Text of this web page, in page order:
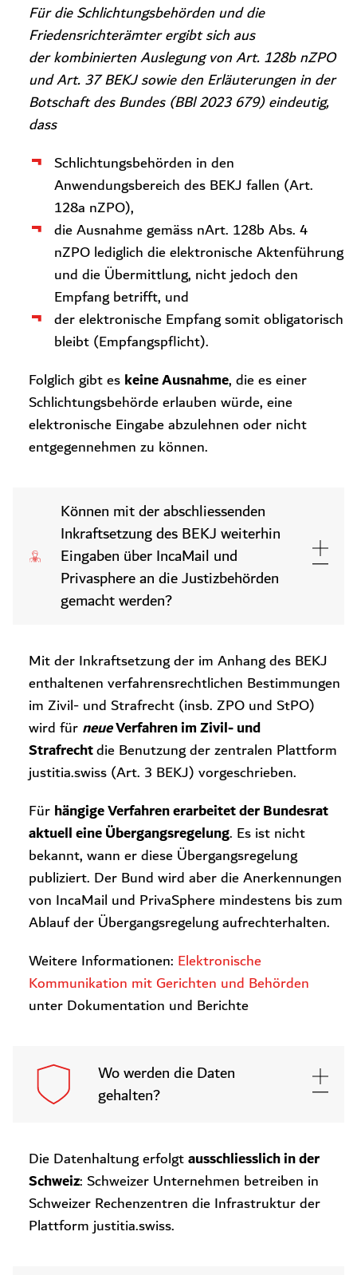
Für die Schlichtungsbehörden und die
Friedensrichterämter ergibt sich aus
der kombinierten Auslegung von Art. 128b nZPO
und Art. 37 BEKJ sowie den Erläuterungen in der
Botschaft des Bundes (BBl 2023 679) eindeutig,
dass
Schlichtungsbehörden in den
Anwendungsbereich des BEKJ fallen (Art.
128a nZPO),
die Ausnahme gemäss nArt. 128b Abs. 4
nZPO lediglich die elektronische Aktenführung
und die Übermittlung, nicht jedoch den
Empfang betrifft, und
der elektronische Empfang somit obligatorisch
bleibt (Empfangspflicht).
Folglich gibt eskeine Ausnahme, die es einer
Schlichtungsbehörde erlauben würde, eine
elektronische Eingabe abzulehnen oder nicht
entgegennehmen zu können.
Können mit der abschliessenden
Inkraftsetzung des BEKJ weiterhin
Eingaben über IncaMail und
Privasphere an die Justizbehörden
gemacht werden?
Mit der Inkraftsetzung der im Anhang des BEKJ
enthaltenen verfahrensrechtlichen Bestimmungen
im Zivil- und Strafrecht (insb. ZPO und StPO)
wird fürneueVerfahren im Zivil- und
Strafrechtdie Benutzung der zentralen Plattform
justitia.swiss (Art. 3 BEKJ) vorgeschrieben.
Fürhängige Verfahren erarbeitet der Bundesrat
aktuell eine Übergangsregelung. Es ist nicht
bekannt, wann er diese Übergangsregelung
publiziert. Der Bund wird aber die Anerkennungen
von IncaMail und PrivaSphere mindestens bis zum
Ablauf der Übergangsregelung aufrechterhalten.
Weitere Informationen: Elektronische
Kommunikation mit Gerichten und Behörden
unter Dokumentation und Berichte
Wo werden die Daten
gehalten?
Die Datenhaltung erfolgtausschliesslich in der
Schweiz: Schweizer Unternehmen betreiben in
Schweizer Rechenzentren die Infrastruktur der
Plattform justitia.swiss.